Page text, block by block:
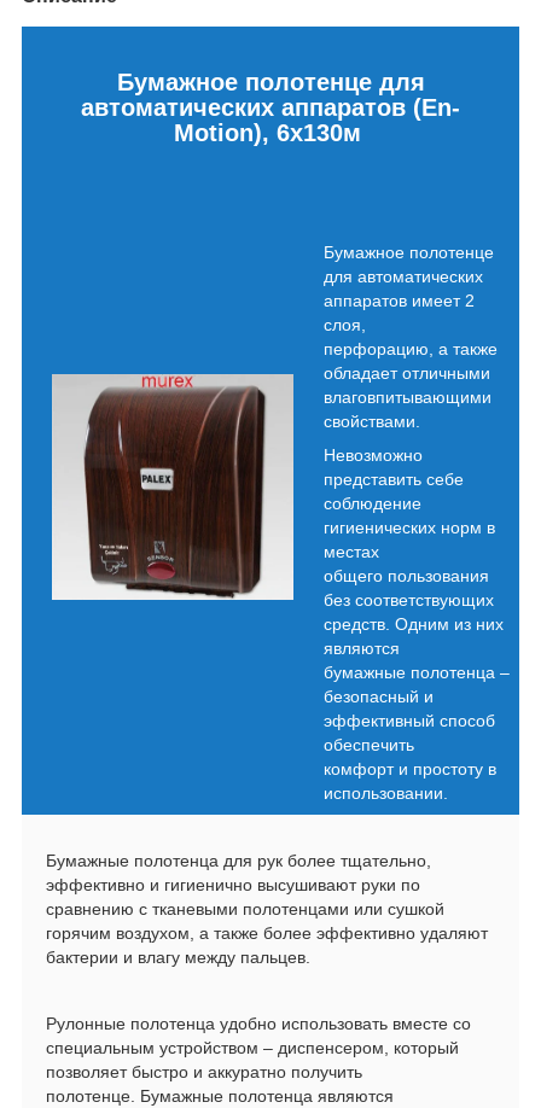
Бумажное полотенце для
автоматических аппаратов (En-
Motion), 6х130м
Бумажное полотенце
для автоматических
аппаратов имеет 2
слоя,
перфорацию, а также
обладает отличными
влаговпитывающими
свойствами.
Невозможно
представить себе
соблюдение
гигиенических норм в
местах
общего пользования
без соответствующих
средств. Одним из них
являются
бумажные полотенца –
безопасный и
эффективный способ
обеспечить
комфорт и простоту в
использовании.
Бумажные полотенца для рук более тщательно,
эффективно и гигиенично высушивают руки по
сравнению с тканевыми полотенцами или сушкой
горячим воздухом, а также более эффективно удаляют
бактерии и влагу между пальцев.
Рулонные полотенца удобно использовать вместе со
специальным устройством – диспенсером, который
позволяет быстро и аккуратно получить
полотенце. Бумажные полотенца являются